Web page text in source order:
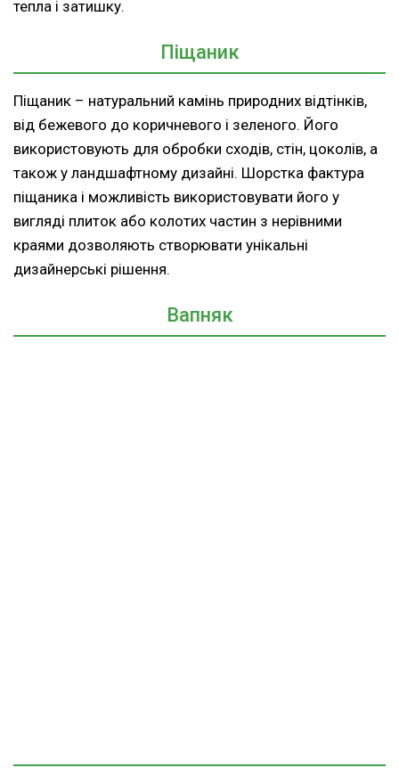
тепла і затишку.
Піщаник
Піщаник – натуральний камінь природних відтінків,
від бежевого до коричневого і зеленого. Його
використовують для обробки сходів, стін, цоколів, а
також у ландшафтному дизайні. Шорстка фактура
піщаника і можливість використовувати його у
вигляді плиток або колотих частин з нерівними
краями дозволяють створювати унікальні
дизайнерські рішення.
Вапняк